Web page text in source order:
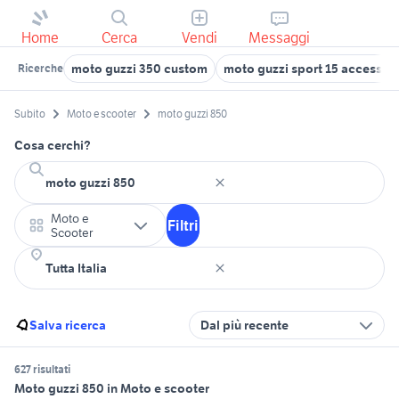
Home Cerca Vendi Messaggi
Ricerche moto guzzi 350 custom moto guzzi sport 15
Subito Moto e scooter moto guzzi 850
Cosa cerchi?
Moto e
Scooter
Filtri
Salva ricerca Dal più recente
627 risultati
Moto guzzi 850 in Moto e scooter